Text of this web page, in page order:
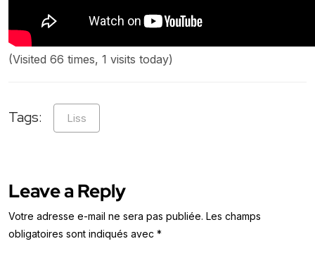
(Visited 66 times, 1 visits today)
Tags: Liss
Leave a Reply
Votre adresse e-mail ne sera pas publiée. Les champs
obligatoires sont indiqués avec *